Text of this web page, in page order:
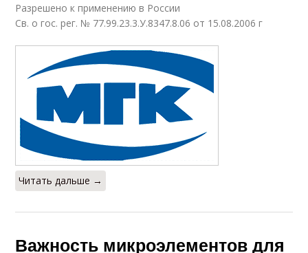
Разрешено к применению в России
Св. о гос. рег. № 77.99.23.3.У.8347.8.06 от 15.08.2006 г
Читать дальше →
Важность микроэлементов для